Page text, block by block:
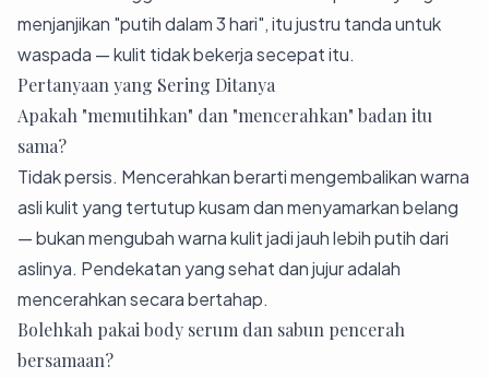
menjanjikan "putih dalam 3 hari", itu justru tanda untuk
waspada — kulit tidak bekerja secepat itu.
Pertanyaan yang Sering Ditanya
Apakah "memutihkan" dan "mencerahkan" badan itu
sama?
Tidak persis. Mencerahkan berarti mengembalikan warna
asli kulit yang tertutup kusam dan menyamarkan belang
— bukan mengubah warna kulit jadi jauh lebih putih dari
aslinya. Pendekatan yang sehat dan jujur adalah
mencerahkan secara bertahap.
Bolehkah pakai body serum dan sabun pencerah
bersamaan?